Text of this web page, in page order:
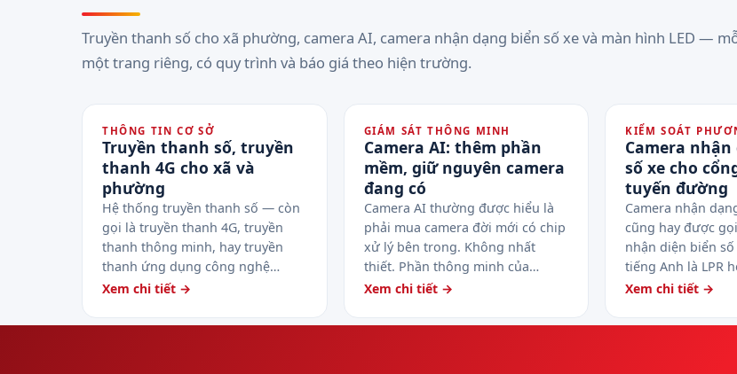
Truyền thanh số cho xã phường, camera AI, camera nhận dạng biển số xe và màn hình LED —
một trang riêng, có quy trình và báo giá theo hiện trường.
THÔNG TIN CƠ SỞ
Truyền thanh số, truyền
thanh 4G cho xã và
phường
Hệ thống truyền thanh số — còn
gọi là truyền thanh 4G, truyền
thanh thông minh, hay truyền
thanh ứng dụng công nghệ…
Xem chi tiết →
GIÁM SÁT THÔNG MINH
Camera AI: thêm phần
mềm, giữ nguyên camera
đang có
Camera AI thường được hiểu là
phải mua camera đời mới có chip
xử lý bên trong. Không nhất
thiết. Phần thông minh của…
Xem chi tiết →
KIỂM SOÁT
Camera
số xe cho
tuyến đường
Camera nhận
cũng hay được
nhận diện biển
tiếng Anh là LPR
Xem chi tiết →